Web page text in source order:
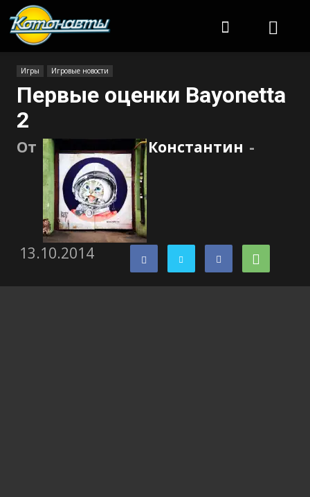
Игры Игровые новости
Первые оценки Bayonetta
2
От Константин -
13.10.2014